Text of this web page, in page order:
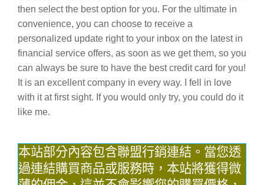
then select the best option for you. For the ultimate in
convenience, you can choose to receive a
personalized update right to your inbox on the latest in
financial service offers, as soon as we get them, so you
can always be sure to have the best credit card for you!
It is an excellent company in every way. I fell in love
with it at first sight. If you would only try, you could do it
like me.
本站部分內容包含聯盟行銷連結。當您透
過連結購買商品或服務時，本站將獲得微